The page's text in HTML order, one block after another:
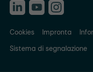
Cookies Impronta
Sistema di segnalazione